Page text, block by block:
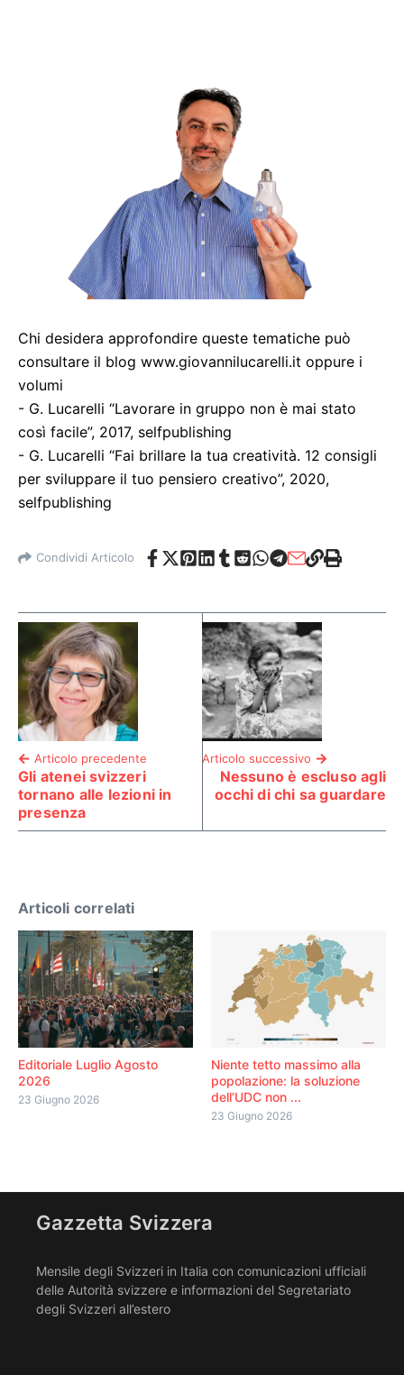
Chi desidera approfondire queste tematiche può
consultare il blog www.giovannilucarelli.it oppure i
volumi
- G. Lucarelli “Lavorare in gruppo non è mai stato
così facile”, 2017, selfpublishing
- G. Lucarelli “Fai brillare la tua creatività. 12 consigli
per sviluppare il tuo pensiero creativo”, 2020,
selfpublishing
Condividi Articolo
Articolo precedente
Gli atenei svizzeri
tornano alle lezioni in
presenza
Articolo successivo
Nessuno è escluso agli
occhi di chi sa guardare
Articoli correlati
Editoriale Luglio Agosto
2026
23 Giugno 2026
Niente tetto massimo alla
popolazione: la soluzione
dell’UDC non ...
23 Giugno 2026
Gazzetta Svizzera
Mensile degli Svizzeri in Italia con comunicazioni ufficiali
delle Autorità svizzere e informazioni del Segretariato
degli Svizzeri all’estero